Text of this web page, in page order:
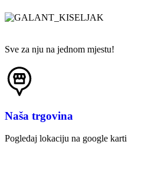
Sve za nju na jednom mjestu!
Naša trgovina
Pogledaj lokaciju na google karti